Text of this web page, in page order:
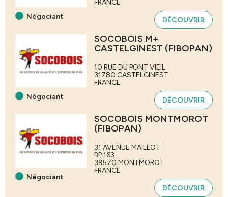
Négociant
FRANCE
DÉCOUVRIR
Négociant
SOCOBOIS M+
CASTELGINEST (FIBOPAN)
10 RUE DU PONT VIEIL
31780 CASTELGINEST
FRANCE
DÉCOUVRIR
Négociant
SOCOBOIS MONTMOROT
(FIBOPAN)
31 AVENUE MAILLOT
BP 163
39570 MONTMOROT
FRANCE
DÉCOUVRIR